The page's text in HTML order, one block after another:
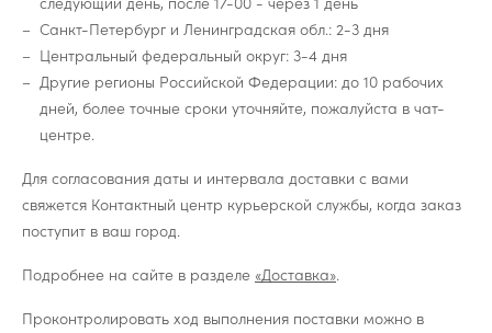
Санкт-Петербург и Ленинградская обл.: 2-3 дня
Центральный федеральный округ: 3-4 дня
Другие регионы Российской Федерации: до 10 рабочих
дней, более точные сроки уточняйте, пожалуйста в чат-
центре.
Для согласования даты и интервала доставки с вами
свяжется Контактный центр курьерской службы, когда заказ
поступит в ваш город.
Подробнее на сайте в разделе «Доставка».
Проконтролировать ход выполнения поставки можно в